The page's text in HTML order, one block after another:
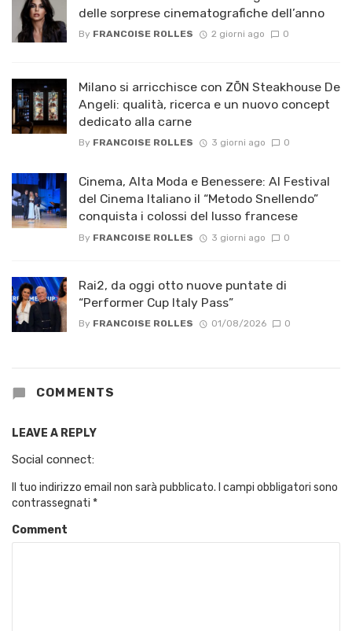
delle sorprese cinematografiche dell’anno
By FRANCOISE ROLLES 2 giorni ago 0
Milano si arricchisce con ZŌN Steakhouse De
Angeli: qualità, ricerca e un nuovo concept
dedicato alla carne
By FRANCOISE ROLLES 3 giorni ago 0
Cinema, Alta Moda e Benessere: Al Festival
del Cinema Italiano il “Metodo Snellendo”
conquista i colossi del lusso francese
By FRANCOISE ROLLES 3 giorni ago 0
Rai2, da oggi otto nuove puntate di
“Performer Cup Italy Pass”
By FRANCOISE ROLLES 01/08/2026 0
COMMENTS
LEAVE A REPLY
Social connect:
Il tuo indirizzo email non sarà pubblicato. I campi obbligatori sono
contrassegnati *
Comment